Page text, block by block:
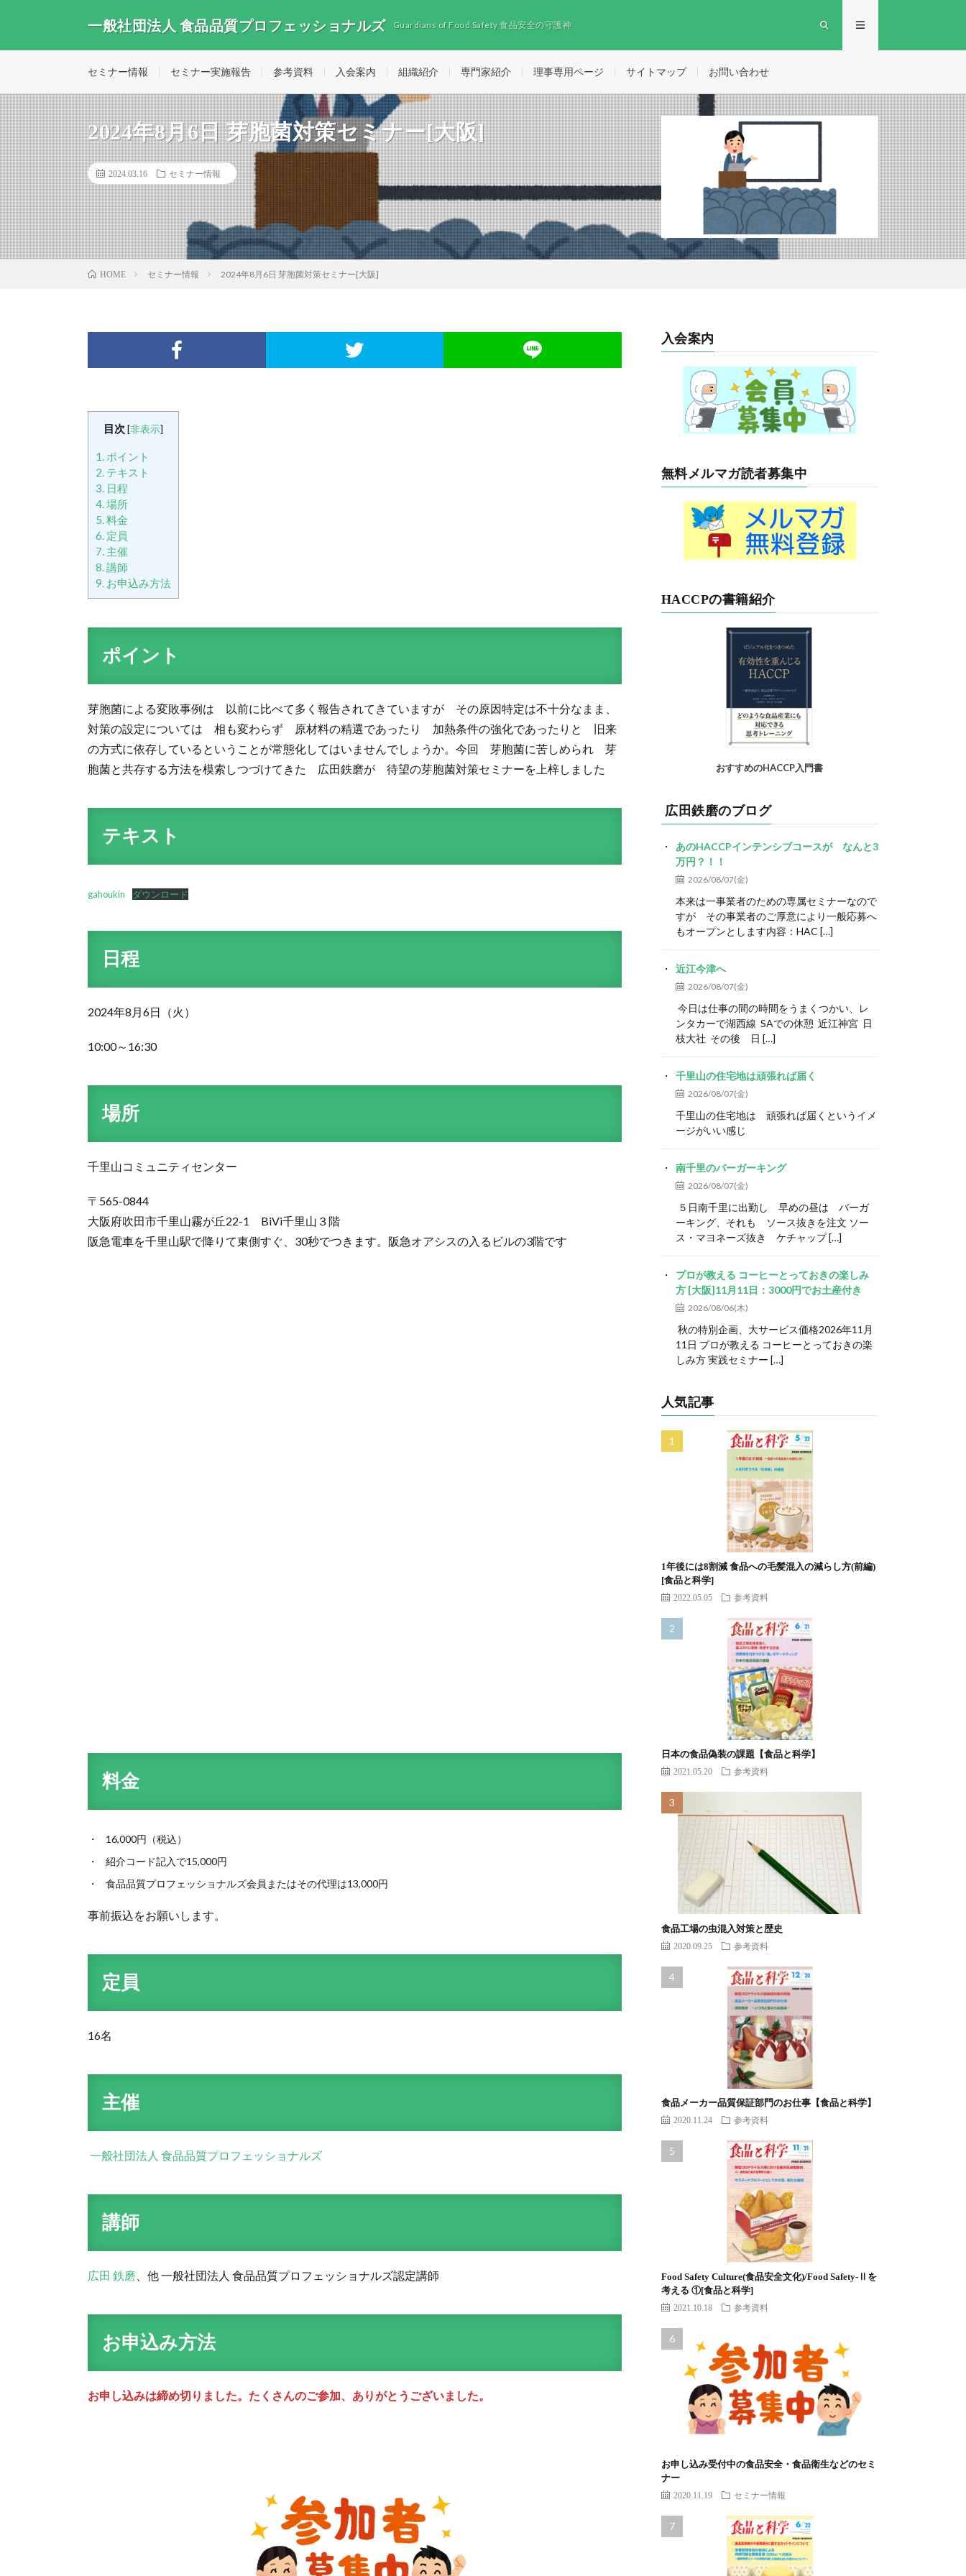
一般社団法人 食品品質プロフェッショナルズ Guardians of Food Safety 食品安全の守護神
セミナー情報 セミナー実施報告 参考資料 入会案内 組織紹介 専門家紹介 理事専用ページ サイトマップ お問い合わせ
2024年8月6日 芽胞菌対策セミナー[大阪]
2024.03.16 セミナー情報
HOME セミナー情報 2024年8月6日 芽胞菌対策セミナー[大阪]
目次 [非表示]
1. ポイント
2. テキスト
3. 日程
4.場所
5.料金
6. 定員
7. 主催
8.講師
9. お申込み方法
ポイント
芽胞菌による変敗事例は 以前に比べて多く報告されてきていますが その原因特定は不十分なまま、
対策の設定については 相も変わらず 原材料の精選であったり 加熱条件の強化であったりと 旧来
の方式に依存しているということが常態化してはいませんでしょうか。今回 芽胞菌に苦しめられ 芽
胞菌と共存する方法を模索しつづけてきた 広田鉄磨が 待望の芽胞菌対策セミナーを上梓しました
テキスト
gahoukin ダウンロード
日程
2024年8月6日（火）
10:00～16:30
場所
千里山コミュニティセンター
〒565-0844
大阪府吹田市千里山霧が丘22-1 BiVi千里山３階
阪急電車を千里山駅で降りて東側すぐ、30秒でつきます。阪急オアシスの入るビルの3階です
料金
16,000円（税込）
紹介コード記入で15,000円
食品品質プロフェッショナルズ会員またはその代理は13,000円
事前振込をお願いします。
定員
16名
主催
一般社団法人 食品品質プロフェッショナルズ
講師
広田 鉄磨 、他 一般社団法人 食品品質プロフェッショナルズ認定講師
お申込み方法
お申し込みは締め切りました。たくさんのご参加、ありがとうございました。
入会案内
無料メルマガ読者募集中
HACCPの書籍紹介
おすすめのHACCP入門書
広田鉄磨のブログ
あのHACCPインテンシブコースが なんと3
万円？！！
2026/08/07(金)
本来は一事業者のための専属セミナーなので
すが その事業者のご厚意により一般応募へ
もオープンとします内容：HAC […]
近江今津へ
2026/08/07(金)
今日は仕事の間の時間をうまくつかい、レ
ンタカーで湖西線 SAでの休憩 近江神宮 日
枝大社 その後 日 […]
千里山の住宅地は頑張れば届く
2026/08/07(金)
千里山の住宅地は 頑張れば届くというイメ
ージがいい感じ
南千里のバーガーキング
2026/08/07(金)
５日南千里に出勤し 早めの昼は バーガ
ーキング、それも ソース抜きを注文 ソー
ス・マヨネーズ抜き ケチャップ […]
プロが教える コーヒーとっておきの楽しみ
方 [大阪]11月11日：3000円でお土産付き
2026/08/06(木)
秋の特別企画、大サービス価格2026年11月
11日 プロが教える コーヒーとっておきの楽
しみ方 実践セミナー […]
人気記事
1年後には8割減 食品への毛髪混入の減らし方(前編)
[食品と科学]
2022.05.05 参考資料
日本の食品偽装の課題【食品と科学】
2021.05.20 参考資料
食品工場の虫混入対策と歴史
2020.09.25 参考資料
食品メーカー品質保証部門のお仕事【食品と科学】
2020.11.24 参考資料
Food Safety Culture(食品安全文化)/Food Safety-Ⅱを
考える ①[食品と科学]
2021.10.18 参考資料
お申し込み受付中の食品安全・食品衛生などのセミ
ナー
2020.11.19 セミナー情報